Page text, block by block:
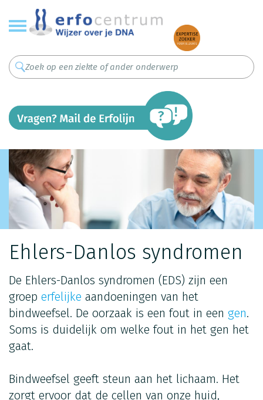
Overslaan
en
naar
inhoud
gaan
Ehlers-Danlos syndromen
De Ehlers-Danlos syndromen (EDS) zijn een
groep erfelijke aandoeningen van het
bindweefsel. De oorzaak is een fout in een gen.
Soms is duidelijk om welke fout in het gen het
gaat.
Bindweefsel geeft steun aan het lichaam. Het
zorgt ervoor dat de cellen van onze huid,